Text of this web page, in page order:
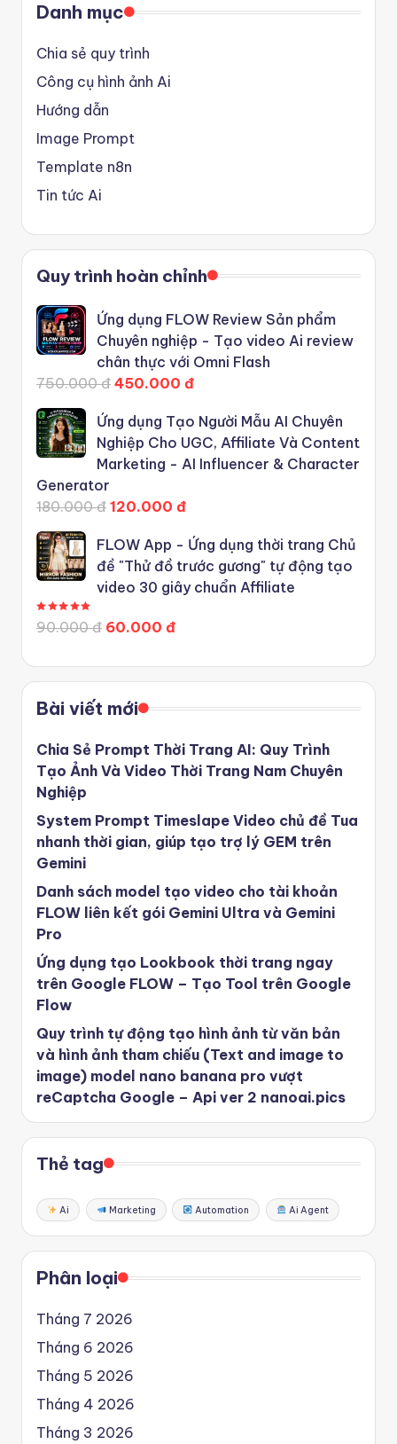
Danh mục
Chia sẻ quy trình
Công cụ hình ảnh Ai
Hướng dẫn
Image Prompt
Template n8n
Tin tức Ai
Quy trình hoàn chỉnh
Ứng dụng FLOW Review Sản phẩm
Chuyên nghiệp - Tạo video Ai review
chân thực với Omni Flash
750.000 đ 450.000 đ
Ứng dụng Tạo Người Mẫu AI Chuyên
Nghiệp Cho UGC, Affiliate Và Content
Marketing - AI Influencer & Character
Generator
180.000 đ 120.000 đ
FLOW App - Ứng dụng thời trang Chủ
đề "Thử đồ trước gương" tự động tạo
video 30 giây chuẩn Affiliate
90.000 đ 60.000 đ
Bài viết mới
Chia Sẻ Prompt Thời Trang AI: Quy Trình
Tạo Ảnh Và Video Thời Trang Nam Chuyên
Nghiệp
System Prompt Timeslape Video chủ đề Tua
nhanh thời gian, giúp tạo trợ lý GEM trên
Gemini
Danh sách model tạo video cho tài khoản
FLOW liên kết gói Gemini Ultra và Gemini
Pro
Ứng dụng tạo Lookbook thời trang ngay
trên Google FLOW – Tạo Tool trên Google
Flow
Quy trình tự động tạo hình ảnh từ văn bản
và hình ảnh tham chiếu (Text and image to
image) model nano banana pro vượt
reCaptcha Google – Api ver 2 nanoai.pics
Thẻ tag
Ai Marketing Automation Ai Agent
Phân loại
Tháng 7 2026
Tháng 6 2026
Tháng 5 2026
Tháng 4 2026
Tháng 3 2026